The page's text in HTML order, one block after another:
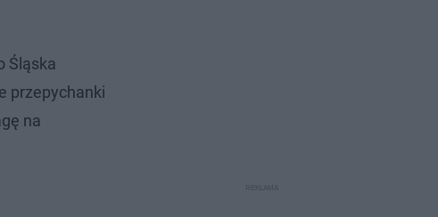
Śląska
przepychanki
na